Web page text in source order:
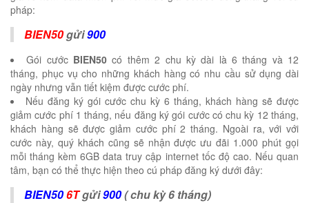
pháp:
BIEN50gửi900
Gói cước BIEN50 có thêm 2 chu kỳ dài là 6 tháng và 12
tháng, phục vụ cho những khách hàng có nhu cầu sử dụng dài
ngày nhưng vẫn tiết kiệm được cước phí.
Nếu đăng ký gói cước chu kỳ 6 tháng, khách hàng sẽ được
giảm cước phí 1 tháng, nếu đăng ký gói cước có chu kỳ 12 tháng,
khách hàng sẽ được giảm cước phí 2 tháng. Ngoài ra, với với
cước này, quý khách cũng sẽ nhận được ưu đãi 1.000 phút gọi
mỗi tháng kèm 6GB data truy cập internet tốc độ cao. Nếu quan
tâm, bạn có thể thực hiện theo cú pháp đăng ký dưới đây:
BIEN506Tgửi900( chu kỳ 6 tháng)